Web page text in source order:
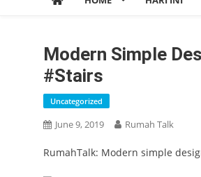
Modern Simple
#stairs
Uncategorized
June 9, 2019 Rumah Talk
RumahTalk: Modern simple